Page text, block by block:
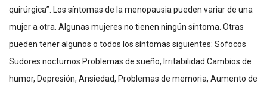
quirúrgica”. Los síntomas de la menopausia pueden variar de una
mujer a otra. Algunas mujeres no tienen ningún síntoma. Otras
pueden tener algunos o todos los síntomas siguientes: Sofocos
Sudores nocturnos Problemas de sueño, Irritabilidad Cambios de
humor, Depresión, Ansiedad, Problemas de memoria, Aumento de